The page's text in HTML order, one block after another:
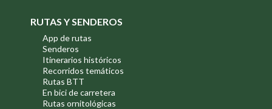
RUTAS Y SENDEROS
App de rutas
Senderos
Itinerarios históricos
Recorridos temáticos
Rutas BTT
En bici de carretera
Rutas ornitológicas